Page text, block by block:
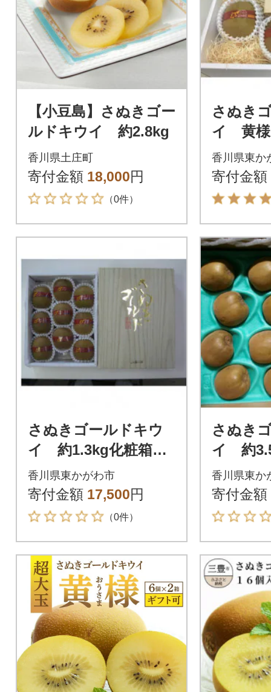
【小豆島】さぬきゴー
ルドキウイ 約2.8kg
香川県土庄町
寄付金額 18,000円
（0件）
さぬき
イ 黄様
きなサ
入り
香川県東か
寄付金額
さぬきゴールドキウ
イ 約1.3kg化粧箱入
り
香川県東かがわ市
寄付金額 17,500円
（0件）
さぬき
イ 約
香川県東か
寄付金額